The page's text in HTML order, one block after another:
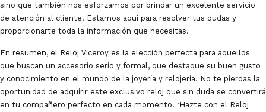
sino que también nos esforzamos por brindar un excelente servicio
de atención al cliente. Estamos aquí para resolver tus dudas y
proporcionarte toda la información que necesitas.
En resumen, el Reloj Viceroy es la elección perfecta para aquellos
que buscan un accesorio serio y formal, que destaque su buen gusto
y conocimiento en el mundo de la joyería y relojería. No te pierdas la
oportunidad de adquirir este exclusivo reloj que sin duda se convertirá
en tu compañero perfecto en cada momento. ¡Hazte con el Reloj